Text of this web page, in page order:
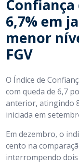
6,7% em
menor
FGV
O Índice de
com queda de 6,7
anterior, atingindo
iniciada em
Em dezembro, o
cento na
interrompendo dois